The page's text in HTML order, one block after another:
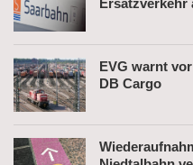
EVG warnt
DB Cargo